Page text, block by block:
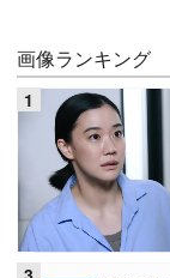
画像ランキング